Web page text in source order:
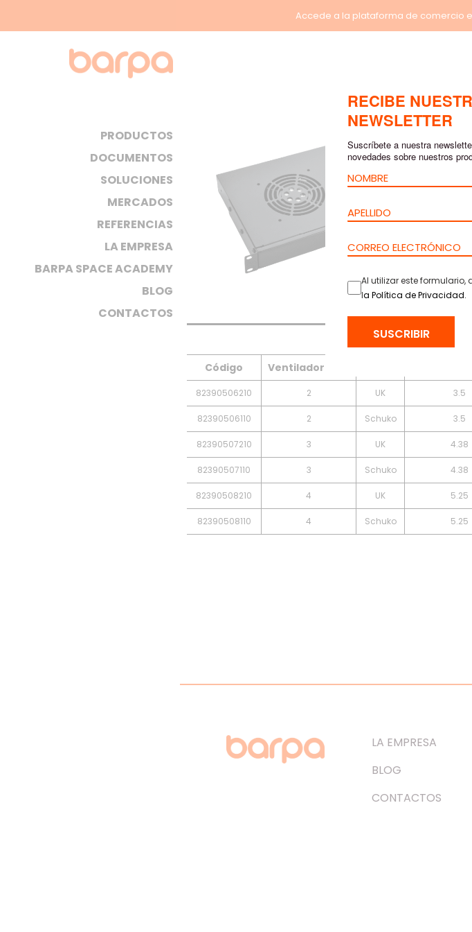
Accede a la plataforma de comercio
PRODUCTOS
DOCUMENTOS
SOLUCIONES
MERCADOS
REFERENCIAS
LA EMPRESA
BARPA SPACE ACADEMY
BLOG
CONTACTOS
Código Ventilador (un)
82390506210 2 UK 3.5
82390506110 2 Schuko 3.5
82390507210 3 UK 4.38
82390507110 3 Schuko 4.38
82390508210 4 UK 5.25
82390508110 4 Schuko 5.25
LA EMPRESA
BLOG
CONTACTOS
RECIBE
NEWSLETTER
Suscríbete a nuestra
novedades sobre nuestros
Al utilizar este
laPolítica de Privacidad.
SUSCRIBIR